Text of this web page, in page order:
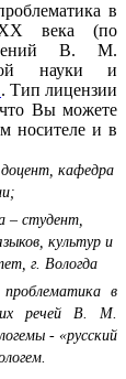
в
XX века (по
В. М.
науки и
. Тип лицензии
Вы можете
носителе и в
кафедра
– студент,
культур и
г. Вологда
проблематика в
речей В. М.
- «русский